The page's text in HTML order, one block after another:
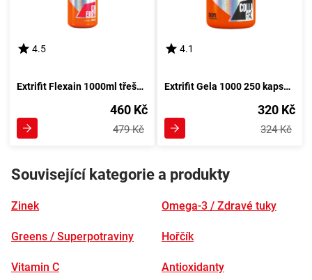
4.5
Extrifit Flexain 1000ml třešňový elixír
460 Kč
479 Kč
4.1
Extrifit Gela 1000 250 kapsul - Kapsle s obsahem tisícové dávky želatiny
320 Kč
324 Kč
Související kategorie a produkty
Zinek
Greens / Superpotraviny
Vitamin C
Omega-3 / Zdravé tuky
Hořčík
Antioxidanty